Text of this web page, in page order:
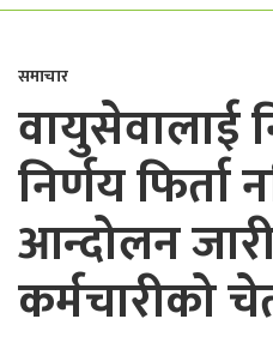
समाचार
वायुसेवालाई
निर्णय फिर्ता
आन्दोलन
कर्मचारीको